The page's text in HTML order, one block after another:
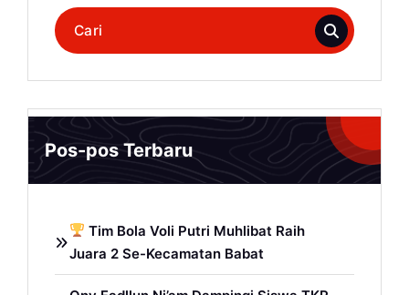
Pencarian
untuk:
Pos-pos Terbaru
Tim Bola Voli Putri Muhlibat Raih
Juara 2 Se-Kecamatan Babat